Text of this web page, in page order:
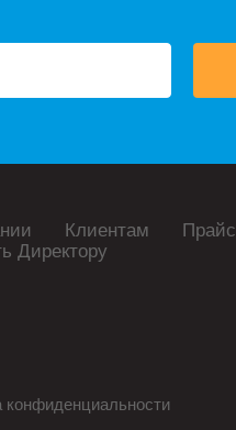
Клиентам Прайс
Директору
конфиденциальности